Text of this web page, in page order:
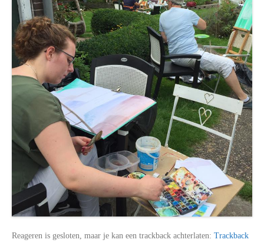
Reageren is gesloten, maar je kan een trackback achterlaten: Trackback